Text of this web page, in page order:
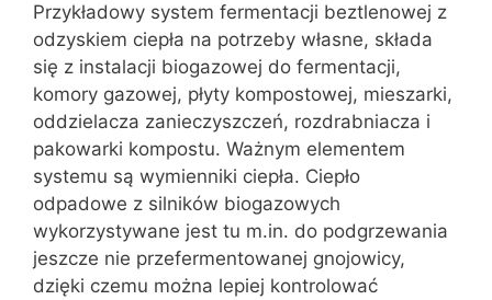
Przykładowy system fermentacji beztlenowej z
odzyskiem ciepła na potrzeby własne, składa
się z instalacji biogazowej do fermentacji,
komory gazowej, płyty kompostowej, mieszarki,
oddzielacza zanieczyszczeń, rozdrabniacza i
pakowarki kompostu. Ważnym elementem
systemu są wymienniki ciepła. Ciepło
odpadowe z silników biogazowych
wykorzystywane jest tu m.in. do podgrzewania
jeszcze nie przefermentowanej gnojowicy,
dzięki czemu można lepiej kontrolować